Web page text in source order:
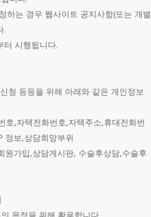
하는 경우 웹사이트 공지사항(또는 개별
.
터 시행됩니다.
청 등등을 위해 아래와 같은 개인정보
호,자택전화번호,자택주소,휴대전화번
정보,상담희망부위
원가입,상담게시판, 수술후상담,수술후